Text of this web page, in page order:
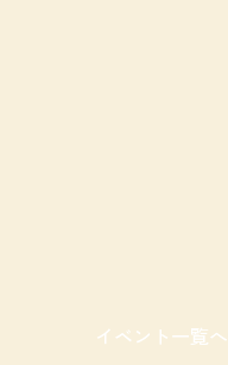
イベント一覧へ